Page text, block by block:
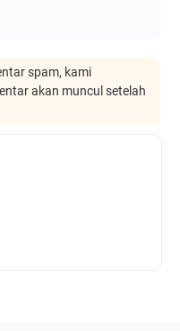
spam, kami
akan muncul setelah